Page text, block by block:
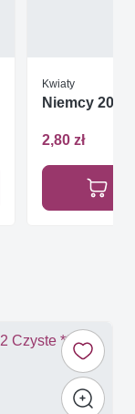
Kwiaty
Niemcy 2003
2,80 zł